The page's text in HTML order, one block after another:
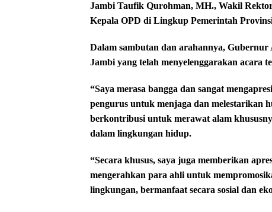
Jambi Taufik Qurohman, MH., Wakil
Kepala OPD di Lingkup Pemerintah
Dalam sambutan dan arahannya,
Jambi yang telah menyelenggarakan acara
“Saya merasa bangga dan sangat
pengurus untuk menjaga dan melestarikan
berkontribusi untuk merawat alam
dalam lingkungan hidup.
“Secara khusus, saya juga memberikan
mengerahkan para ahli untuk
lingkungan, bermanfaat secara sosial dan